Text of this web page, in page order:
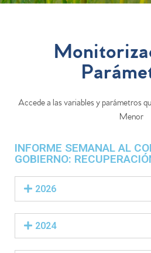
Accede a las variables y parámetros
Menor
INFORME SEMANAL AL
GOBIERNO:
2026
2024